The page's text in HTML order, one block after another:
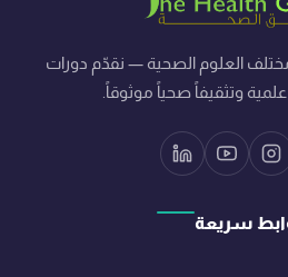
العلوم الصحية — نقدّم دورات
وتثقيفاً صحياً موثوقاً.
سريعة